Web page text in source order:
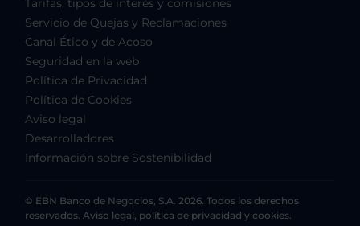
Tarifas, tipos de interés y comisiones
Servicio de Quejas y Reclamaciones
Canal Ético y de Acoso
Seguridad en la web
Política de Privacidad
Política de Cookies
Aviso legal
Desarrolladores
Información sobre Sostenibilidad
© EBN Banco de Negocios, S.A. 2026. Todos los derechos
reservados. Aviso legal, política de privacidad y cookies.